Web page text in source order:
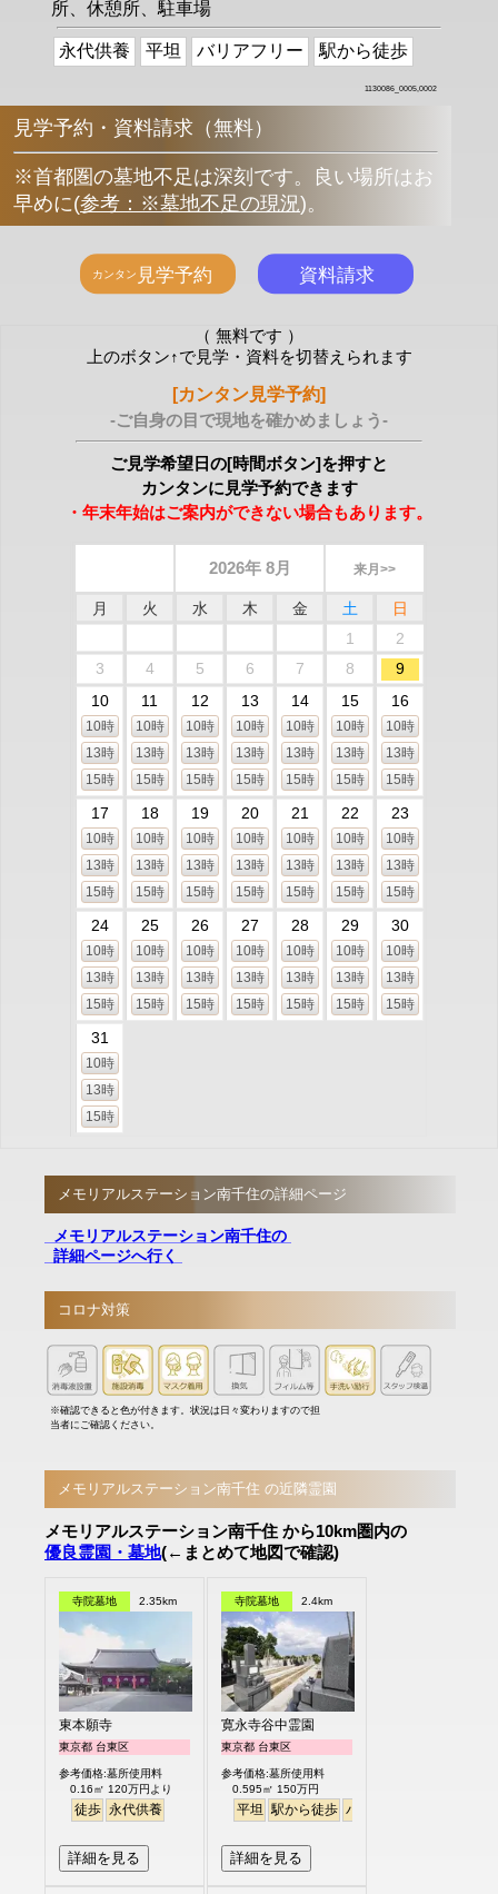
所、休憩所、駐車場
永代供養 平坦 バリアフリー 駅から徒歩
1130086_0005,0002
見学予約・資料請求（無料）
※首都圏の墓地不足は深刻です。良い場所はお
早めに(参考：※墓地不足の現況)。
（ 無料です ）
上のボタン↑で見学・資料を切替えられます
[カンタン見学予約]
-ご自身の目で現地を確かめましょう-
ご見学希望日の[時間ボタン]を押すと
カンタンに見学予約できます
・年末年始はご案内ができない場合もあります。
2026年 8月 来月>>
月 火 水 木 金 土
日
1
2
3
4 5 6 7 8
9
10
10時
13時
15時
11
10時
13時
15時
12
10時
13時
15時
13
10時
13時
15時
14
10時
13時
15時
15
10時
13時
15時
16
10時
13時
15時
17
10時
13時
15時
18
10時
13時
15時
19
10時
13時
15時
20
10時
13時
15時
21
10時
13時
15時
22
10時
13時
15時
23
10時
13時
15時
24
10時
13時
15時
25
10時
13時
15時
26
10時
13時
15時
27
10時
13時
15時
28
10時
13時
15時
29
10時
13時
15時
30
10時
13時
15時
31
10時
13時
15時
メモリアルステーション南千住の詳細ページ
メモリアルステーション南千住の
詳細ページへ行く
コロナ対策
※確認できると色が付きます。状況は日々変わりますので担
当者にご確認ください。
メモリアルステーション南千住 の近隣霊園
メモリアルステーション南千住 から10km圏内の
優良霊園・墓地(←まとめて地図で確認)
寺院墓地 2.35km
東本願寺
東京都 台東区
参考価格:墓所使用料
0.16㎡ 120万円より
徒歩 永代供養
詳細を見る
寺院墓地 2.4km
寛永寺谷中霊園
東京都 台東区
参考価格:墓所使用料
0.595㎡ 150万円
平坦 駅から徒歩 バリアフリー
詳細を見る